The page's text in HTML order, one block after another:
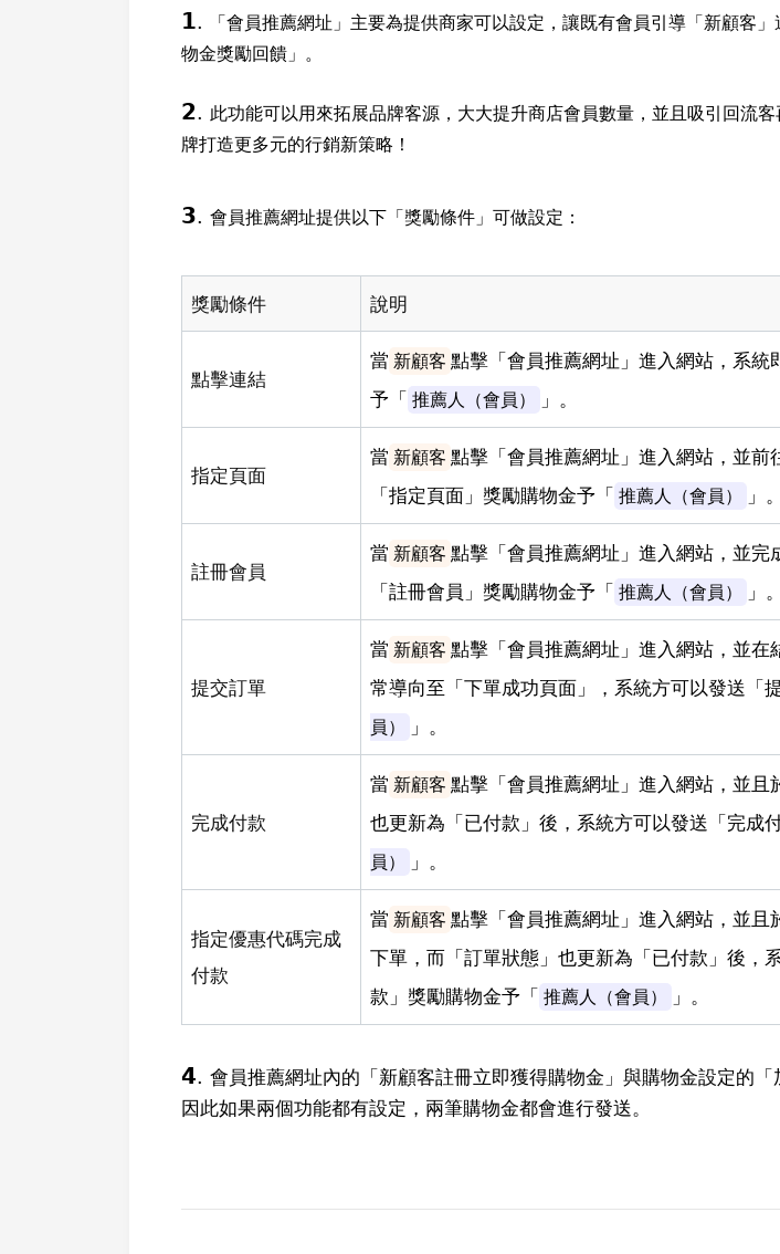
𝟭.
「會員推薦網址」主要為提供商家可以設定，讓既有會員引導「新顧客
物金獎勵回饋」。
𝟮. 此功能可以用來拓展品牌客源，大大提升商店會員數量，並且吸引回流
牌打造更多元的行銷新策略！
𝟯. 會員推薦網址提供以下「獎勵條件」可做設定：
獎勵條件 說明
點擊連結
當 新顧客 點擊「會員推薦網址」進入網站，系
予「 推薦人（會員） 」。
指定頁面
當 新顧客 點擊「會員推薦網址」進入網站，並
「指定頁面」獎勵購物金予「 推薦人（會員） 」。
註冊會員
當 新顧客 點擊「會員推薦網址」進入網站，並
「註冊會員」獎勵購物金予「 推薦人（會員） 」。
提交訂單
當 新顧客 點擊「會員推薦網址」進入網站，並
常導向至「下單成功頁面」，系統方可以發送「
員） 」。
完成付款
當 新顧客 點擊「會員推薦網址」進入網站，並且
也更新為「已付款」後，系統方可以發送「完成
員） 」。
指定優惠代碼完成
付款
當 新顧客 點擊「會員推薦網址」進入網站，並
下單，而「訂單狀態」也更新為「已付款」後，
款」獎勵購物金予「 推薦人（會員） 」。
𝟰. 會員推薦網址內的「新顧客註冊立即獲得購物金」與購物金設定的「
因此如果兩個功能都有設定，兩筆購物金都會進行發送。